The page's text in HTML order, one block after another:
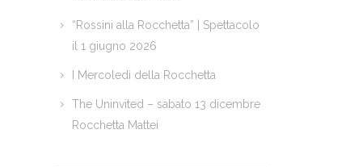
“Rossini alla Rocchetta” | Spettacolo
il 1 giugno 2026
I Mercoledì della Rocchetta
The Uninvited – sabato 13 dicembre
Rocchetta Mattei